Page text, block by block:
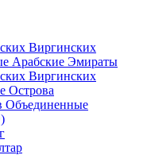
Виргинских
Арабские Эмираты
Виргинских
Острова
Объединенные